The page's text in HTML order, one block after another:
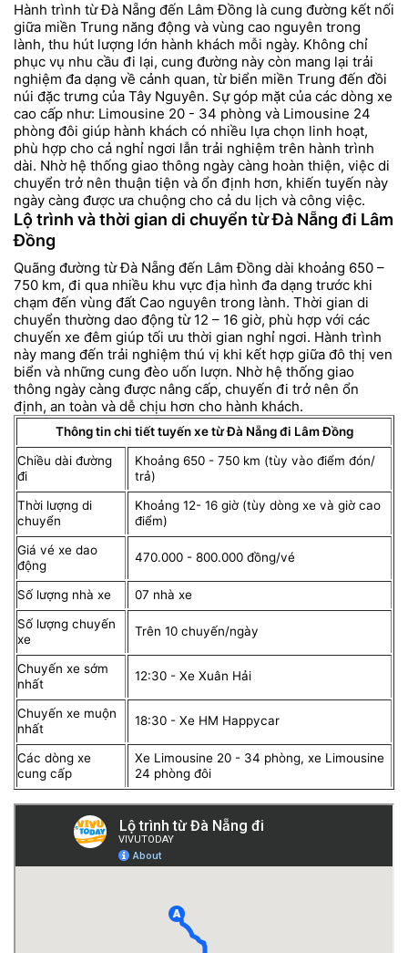
Hành trình từ Đà Nẵng đến Lâm Đồng là cung đường kết nối
giữa miền Trung năng động và vùng cao nguyên trong
lành, thu hút lượng lớn hành khách mỗi ngày. Không chỉ
phục vụ nhu cầu đi lại, cung đường này còn mang lại trải
nghiệm đa dạng về cảnh quan, từ biển miền Trung đến đồi
núi đặc trưng của Tây Nguyên. Sự góp mặt của các dòng xe
cao cấp như: Limousine 20 - 34 phòng và Limousine 24
phòng đôi giúp hành khách có nhiều lựa chọn linh hoạt,
phù hợp cho cả nghỉ ngơi lẫn trải nghiệm trên hành trình
dài. Nhờ hệ thống giao thông ngày càng hoàn thiện, việc di
chuyển trở nên thuận tiện và ổn định hơn, khiến tuyến này
ngày càng được ưa chuộng cho cả du lịch và công việc.
Lộ trình và thời gian di chuyển từ Đà Nẵng đi Lâm
Đồng
Quãng đường từ Đà Nẵng đến Lâm Đồng dài khoảng 650 –
750 km, đi qua nhiều khu vực địa hình đa dạng trước khi
chạm đến vùng đất Cao nguyên trong lành. Thời gian di
chuyển thường dao động từ 12 – 16 giờ, phù hợp với các
chuyến xe đêm giúp tối ưu thời gian nghỉ ngơi. Hành trình
này mang đến trải nghiệm thú vị khi kết hợp giữa đô thị ven
biển và những cung đèo uốn lượn. Nhờ hệ thống giao
thông ngày càng được nâng cấp, chuyến đi trở nên ổn
định, an toàn và dễ chịu hơn cho hành khách.
Thông tin chi tiết tuyến xe từ Đà Nẵng đi Lâm Đồng
Chiều dài đường
đi
Khoảng 650 - 750 km (tùy vào điểm đón/
trả)
Thời lượng di
chuyển
Khoảng 12- 16 giờ (tùy dòng xe và giờ cao
điểm)
Giá vé xe dao
động
470.000 - 800.000 đồng/vé
Số lượng nhà xe
07 nhà xe
Số lượng chuyến
xe
Trên 10 chuyến/ngày
Chuyến xe sớm
nhất
12:30 - Xe Xuân Hải
Chuyến xe muộn
nhất
18:30 - Xe HM Happycar
Các dòng xe
cung cấp
Xe Limousine 20 - 34 phòng, xe Limousine
24 phòng đôi